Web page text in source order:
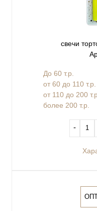
свечи
До 60 т.р.
от 60 до 110 т.р.
от 110 до 200 т.р
более 200 т.р.
‐